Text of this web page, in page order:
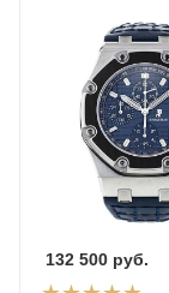
132 500 руб.